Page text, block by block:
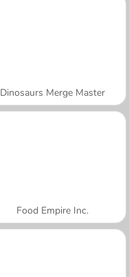
Dinosaurs Merge Master
Food Empire Inc.